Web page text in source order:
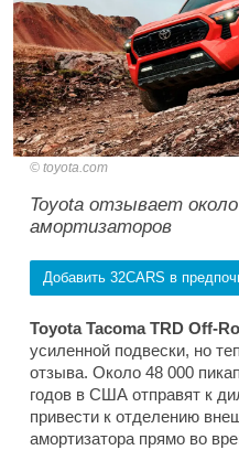
toyota.com
Toyota отзывает
амортизаторов
Добавить 32CARS в
Toyota Tacoma TRD Off-
усиленной подвески, но
отзыва. Около 48 000
годов в США отправят к
привести к отделению
амортизатора прямо во